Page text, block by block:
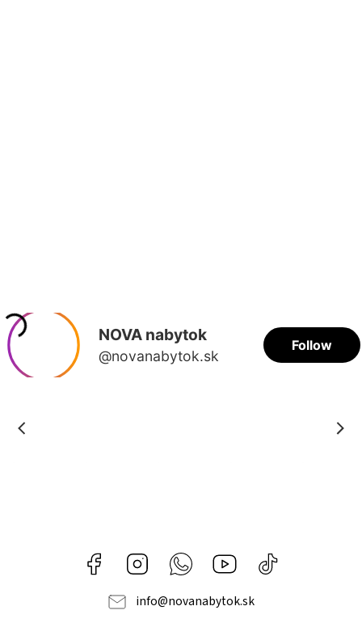
Facebook Instagram Whatsapp Youtube
nábytok
NOVA
info@novanabytok.sk